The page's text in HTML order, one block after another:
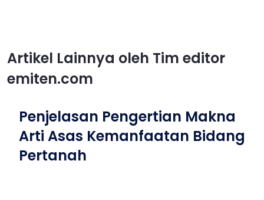
Artikel Lainnya oleh Tim editor
emiten.com
Penjelasan Pengertian Makna
Arti Asas Kemanfaatan Bidang
Pertanah